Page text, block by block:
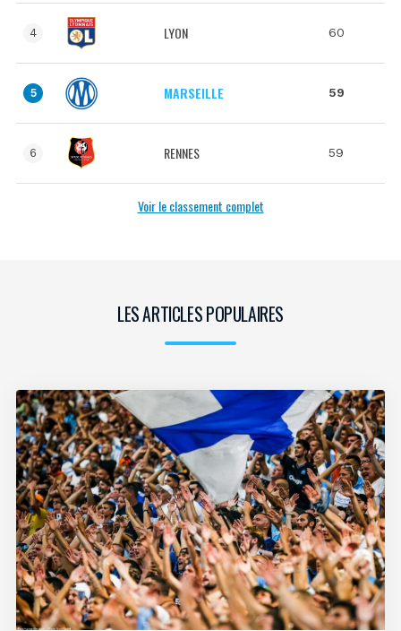
4 LYON 60
5 MARSEILLE 59
6 RENNES 59
Voir le classement complet
LES ARTICLES POPULAIRES